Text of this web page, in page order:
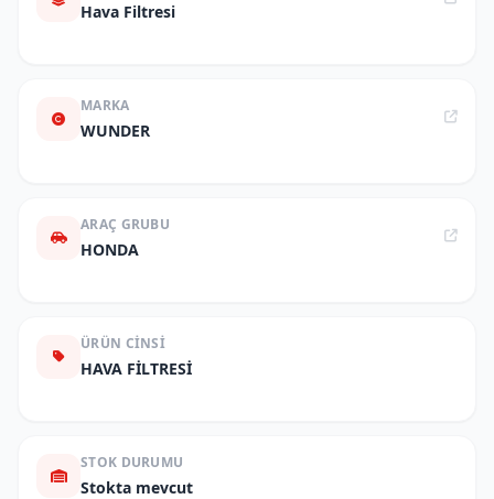
Hava Filtresi
MARKA
WUNDER
ARAÇ GRUBU
HONDA
ÜRÜN CINSI
HAVA FİLTRESİ
STOK DURUMU
Stokta mevcut